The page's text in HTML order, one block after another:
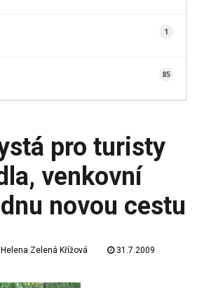
1
85
pro turisty
venkovní
novou cestu
Helena Zelená Křížová 31.7.2009